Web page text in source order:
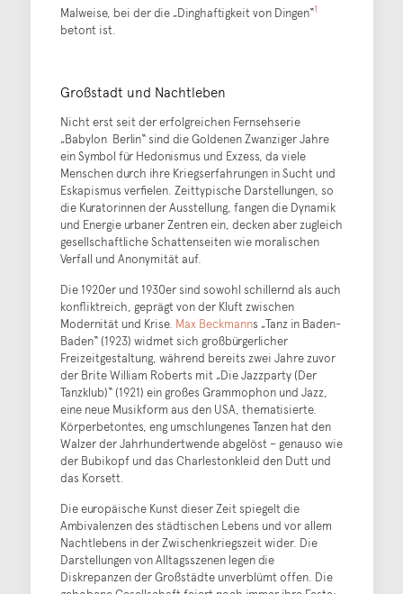
Malweise, bei der die „Dinghaftigkeit von Dingen“1
betont ist.
Großstadt und Nachtleben
Nicht erst seit der erfolgreichen Fernsehserie
„Babylon Berlin“ sind die Goldenen Zwanziger Jahre
ein Symbol für Hedonismus und Exzess, da viele
Menschen durch ihre Kriegserfahrungen in Sucht und
Eskapismus verfielen. Zeittypische Darstellungen, so
die Kuratorinnen der Ausstellung, fangen die Dynamik
und Energie urbaner Zentren ein, decken aber zugleich
gesellschaftliche Schattenseiten wie moralischen
Verfall und Anonymität auf.
Die 1920er und 1930er sind sowohl schillernd als auch
konfliktreich, geprägt von der Kluft zwischen
Modernität und Krise. Max Beckmanns „Tanz in Baden-
Baden“ (1923) widmet sich großbürgerlicher
Freizeitgestaltung, während bereits zwei Jahre zuvor
der Brite William Roberts mit „Die Jazzparty (Der
Tanzklub)“ (1921) ein großes Grammophon und Jazz,
eine neue Musikform aus den USA, thematisierte.
Körperbetontes, eng umschlungenes Tanzen hat den
Walzer der Jahrhundertwende abgelöst – genauso wie
der Bubikopf und das Charlestonkleid den Dutt und
das Korsett.
Die europäische Kunst dieser Zeit spiegelt die
Ambivalenzen des städtischen Lebens und vor allem
Nachtlebens in der Zwischenkriegszeit wider. Die
Darstellungen von Alltagsszenen legen die
Diskrepanzen der Großstädte unverblümt offen. Die